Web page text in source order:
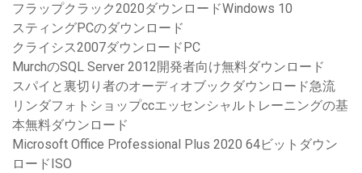
フラップクラック2020ダウンロードWindows 10
スティングPCのダウンロード
クライシス2007ダウンロードPC
MurchのSQL Server 2012開発者向け無料ダウンロード
スパイと裏切り者のオーディオブックダウンロード急流
リンダフォトショップccエッセンシャルトレーニングの基
本無料ダウンロード
Microsoft Office Professional Plus 2020 64ビットダウン
ロードISO